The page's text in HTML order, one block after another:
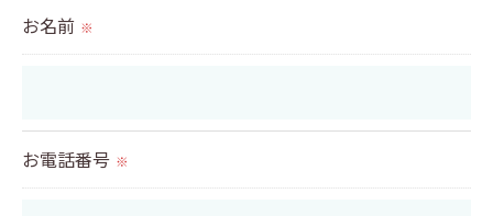
られた場合を除き、
取得した個人情報を第三者に提供することはいたし
＜個人情報の委託について＞
当社では、利用目的の達成に必要な範囲において、
お名前 ※
お電話番号 ※